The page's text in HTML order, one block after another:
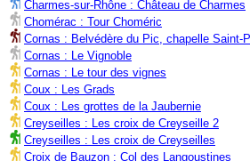
Charmes-sur-Rhône : Château de Charmes
Chomérac : Tour Choméric
Cornas : Belvédère du Pic, chapelle Saint-
Cornas : Le Vignoble
Cornas : Le tour des vignes
Coux : Les Grads
Coux : Les grottes de la Jaubernie
Creyseilles : Les croix de Creyseille 2
Creyseilles : Les croix de Creyseilles
Croix de Bauzon : Col des Langoustines